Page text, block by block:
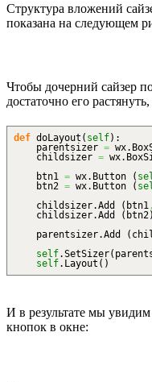
Структура вложений
показана на следующем
Чтобы дочерний сайзер
достаточно его
def doLayout ( self) :
parentsizer = wx.
childsizer = wx.
btn1 = wx. Button (
btn2 = wx. Button (
childsizer.Add ( btn1,
childsizer.Add ( btn2)
parentsizer.Add (
self.SetSizer(
self. Layout ( )
И в результате мы
кнопок в окне: